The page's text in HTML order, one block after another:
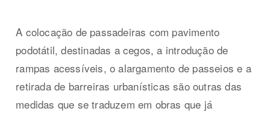
A colocação de passadeiras com pavimento
podotátil, destinadas a cegos, a introdução de
rampas acessíveis, o alargamento de passeios e a
retirada de barreiras urbanísticas são outras das
medidas que se traduzem em obras que já